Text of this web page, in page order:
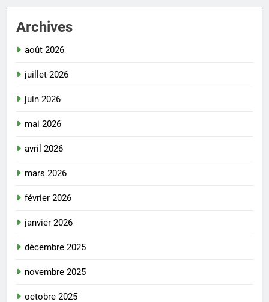
Archives
août 2026
juillet 2026
juin 2026
mai 2026
avril 2026
mars 2026
février 2026
janvier 2026
décembre 2025
novembre 2025
octobre 2025